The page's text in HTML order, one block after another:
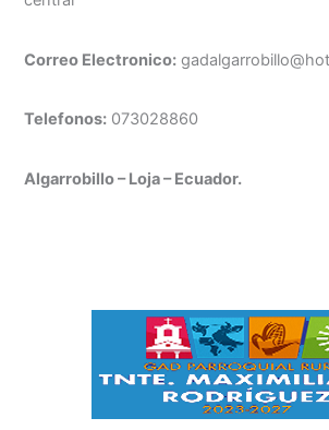
Correo Electronico:
Telefonos: 073028860
Algarrobillo – Loja – Ecuador.